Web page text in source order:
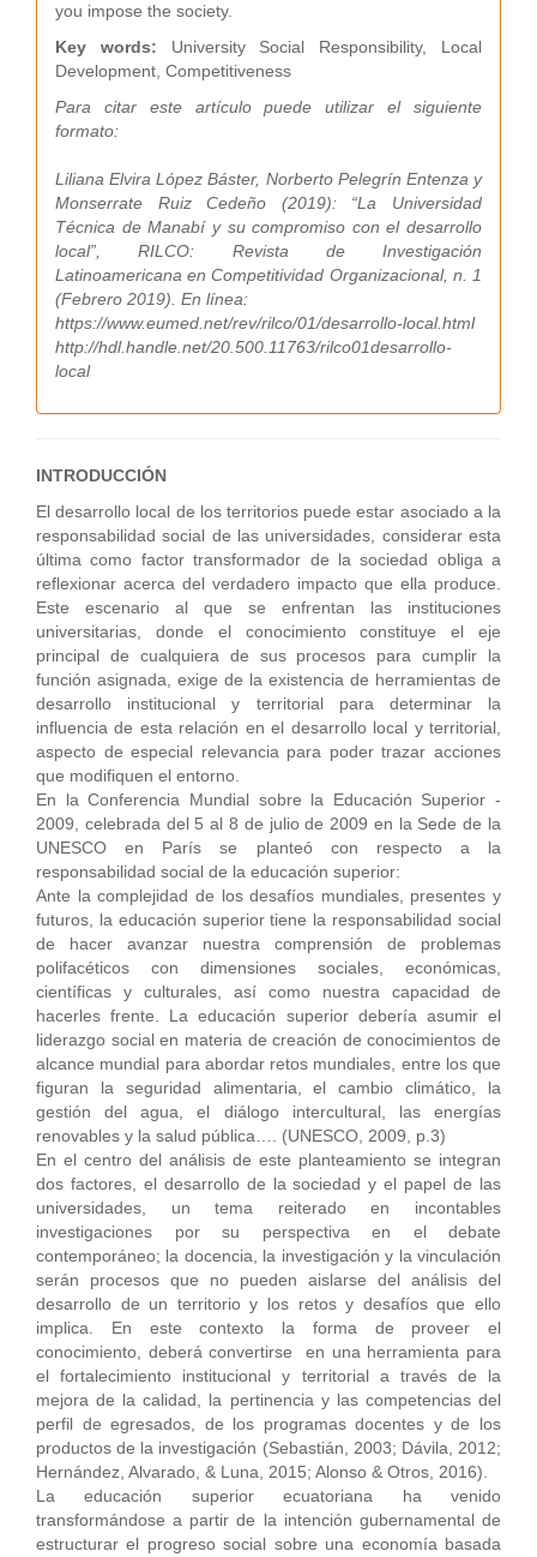
you impose the society.
Key words: University Social Responsibility, Local
Development, Competitiveness
Para citar este artículo puede utilizar el siguiente
formato:
Liliana Elvira López Báster, Norberto Pelegrín Entenza y
Monserrate Ruiz Cedeño (2019): “La Universidad
Técnica de Manabí y su compromiso con el desarrollo
local”, RILCO: Revista de Investigación
Latinoamericana en Competitividad Organizacional, n. 1
(Febrero 2019). En línea:
https://www.eumed.net/rev/rilco/01/desarrollo-local.html
http://hdl.handle.net/20.500.11763/rilco01desarrollo-
local
INTRODUCCIÓN
El desarrollo local de los territorios puede estar asociado a la
responsabilidad social de las universidades, considerar esta
última como factor transformador de la sociedad obliga a
reflexionar acerca del verdadero impacto que ella produce.
Este escenario al que se enfrentan las instituciones
universitarias, donde el conocimiento constituye el eje
principal de cualquiera de sus procesos para cumplir la
función asignada, exige de la existencia de herramientas de
desarrollo institucional y territorial para determinar la
influencia de esta relación en el desarrollo local y territorial,
aspecto de especial relevancia para poder trazar acciones
que modifiquen el entorno.
En la Conferencia Mundial sobre la Educación Superior -
2009, celebrada del 5 al 8 de julio de 2009 en la Sede de la
UNESCO en París se planteó con respecto a la
responsabilidad social de la educación superior:
Ante la complejidad de los desafíos mundiales, presentes y
futuros, la educación superior tiene la responsabilidad social
de hacer avanzar nuestra comprensión de problemas
polifacéticos con dimensiones sociales, económicas,
científicas y culturales, así como nuestra capacidad de
hacerles frente. La educación superior debería asumir el
liderazgo social en materia de creación de conocimientos de
alcance mundial para abordar retos mundiales, entre los que
figuran la seguridad alimentaria, el cambio climático, la
gestión del agua, el diálogo intercultural, las energías
renovables y la salud pública…. (UNESCO, 2009, p.3)
En el centro del análisis de este planteamiento se integran
dos factores, el desarrollo de la sociedad y el papel de las
universidades, un tema reiterado en incontables
investigaciones por su perspectiva en el debate
contemporáneo; la docencia, la investigación y la vinculación
serán procesos que no pueden aislarse del análisis del
desarrollo de un territorio y los retos y desafíos que ello
implica. En este contexto la forma de proveer el
conocimiento, deberá convertirse en una herramienta para
el fortalecimiento institucional y territorial a través de la
mejora de la calidad, la pertinencia y las competencias del
perfil de egresados, de los programas docentes y de los
productos de la investigación (Sebastián, 2003; Dávila, 2012;
Hernández, Alvarado, & Luna, 2015; Alonso & Otros, 2016).
La educación superior ecuatoriana ha venido
transformándose a partir de la intención gubernamental de
estructurar el progreso social sobre una economía basada